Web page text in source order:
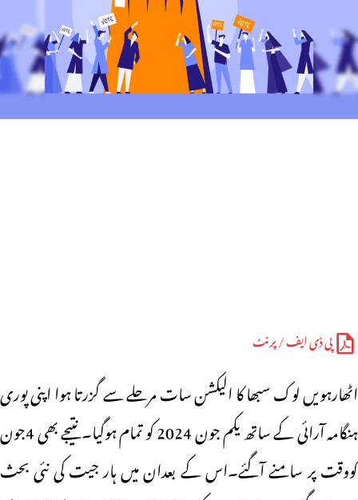
پی ڈی ایف / پرنٹ
اٹھارہویں لوک سبھا کا الیکشن سات مرحلے سے گزرتا ہوا اپنی پوری
ہنگامہ آرائی کے ساتھ یکم جون 2024 کو تمام ہوگیا۔ نتیجے بھی 4جون
کووقت پر سامنے آگئے۔اس کے بعدان میں ہار جیت کی نئی بحث